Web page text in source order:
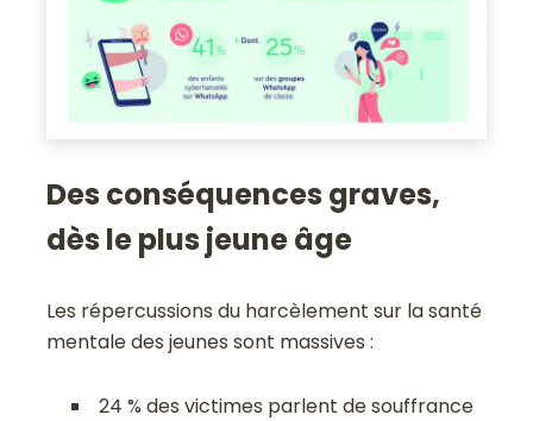
Des conséquences graves,
dès le plus jeune âge
Les répercussions du harcèlement sur la santé
mentale des jeunes sont massives :
24 % des victimes parlent de souffrance